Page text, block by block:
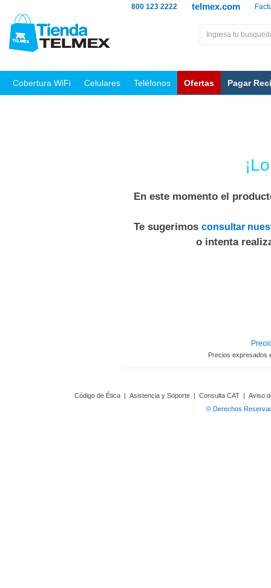
telmex.com
800 123 2222
Cobertura WiFi Celulares Teléfonos Ofertas Pagar
En este momento el
Te sugerimos consultar
o intenta
Precios expresados
Código de Ética | Asistencia y Soporte | Consulta CAT | Aviso
© Derechos